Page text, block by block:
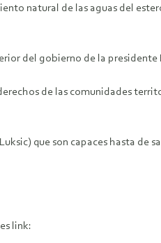
natural de las aguas del
del gobierno de la
de las comunidades
que son capaces hasta
link: